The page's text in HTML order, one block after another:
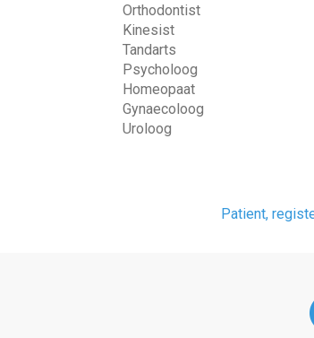
Orthodontist
Kinesist
Tandarts
Psycholoog
Homeopaat
Gynaecoloog
Uroloog
Patient,